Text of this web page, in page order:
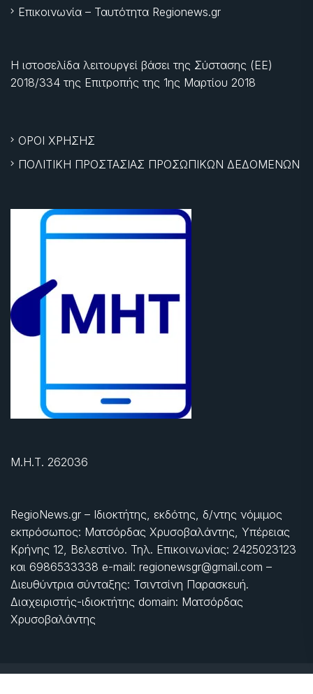
Επικοινωνία – Ταυτότητα Regionews.gr
Η ιστοσελίδα λειτουργεί βάσει της Σύστασης (ΕΕ)
2018/334 της Επιτροπής της 1ης Μαρτίου 2018
ΟΡΟΙ ΧΡΗΣΗΣ
ΠΟΛΙΤΙΚΗ ΠΡΟΣΤΑΣΙΑΣ ΠΡΟΣΩΠΙΚΩΝ ΔΕΔΟΜΕΝΩΝ
Μ.Η.Τ. 262036
RegioNews.gr – Ιδιοκτήτης, εκδότης, δ/ντης νόμιμος
εκπρόσωπος: Ματσόρδας Χρυσοβαλάντης, Υπέρειας
Κρήνης 12, Βελεστίνο. Τηλ. Επικοινωνίας: 2425023123
και 6986533338 e-mail: regionewsgr@gmail.com –
Διευθύντρια σύνταξης: Τσιντσίνη Παρασκευή.
Διαχειριστής-ιδιοκτήτης domain: Ματσόρδας
Χρυσοβαλάντης